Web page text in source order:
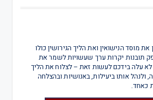
מוסד הנישואין ואת הליך הגירושין כולו
תובנות יקרות ערך שעשויות לשמר את
לא עלה בידכם לעשות זאת – לצלוח את הליך
ולנהל אותו ביעילות, באנושיות ובהצלחה
כאחד.